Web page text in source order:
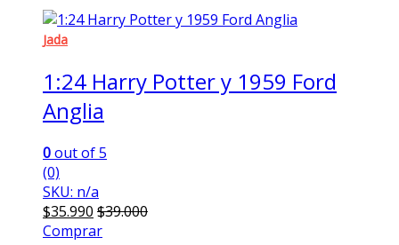
Jada
1:24 Harry Potter y 1959 Ford
Anglia
0out of 5
(0)
SKU: n/a
$35.990 $39.000
Comprar